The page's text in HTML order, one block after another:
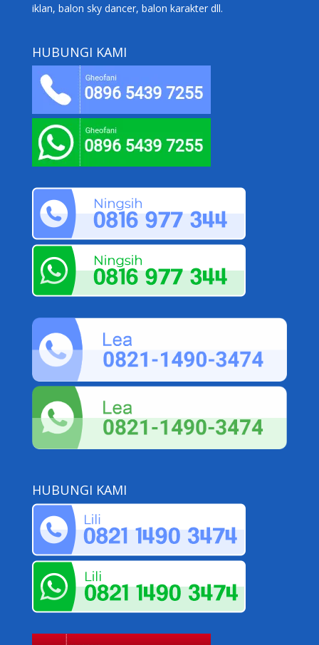
iklan, balon sky dancer, balon karakter dll.
HUBUNGI KAMI
HUBUNGI KAMI